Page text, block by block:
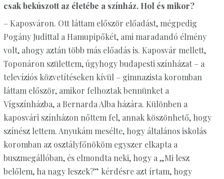
csak bekúszott az életébe a színház. Hol és mikor?
– Kaposváron. Ott láttam először előadást, mégpedig
Pogány Judittal a Hamupipőkét, ami maradandó élmény
volt, ahogy aztán több más előadás is. Kaposvár mellett,
Toponáron születtem, úgyhogy budapesti színházat – a
televíziós közvetítéseken kívül – gimnazista koromban
láttam először, amikor felhoztak bennünket a
Vígszínházba, a Bernarda Alba házára. Különben a
kaposvári színházon nőttem fel, annak köszönhető, hogy
színész lettem. Anyukám mesélte, hogy általános iskolás
koromban az osztályfőnököm egyszer elkapta a
buszmegállóban, és elmondta neki, hogy a „Mi lesz
belőlem, ha nagy leszek?” kérdésre azt írtam, hogy